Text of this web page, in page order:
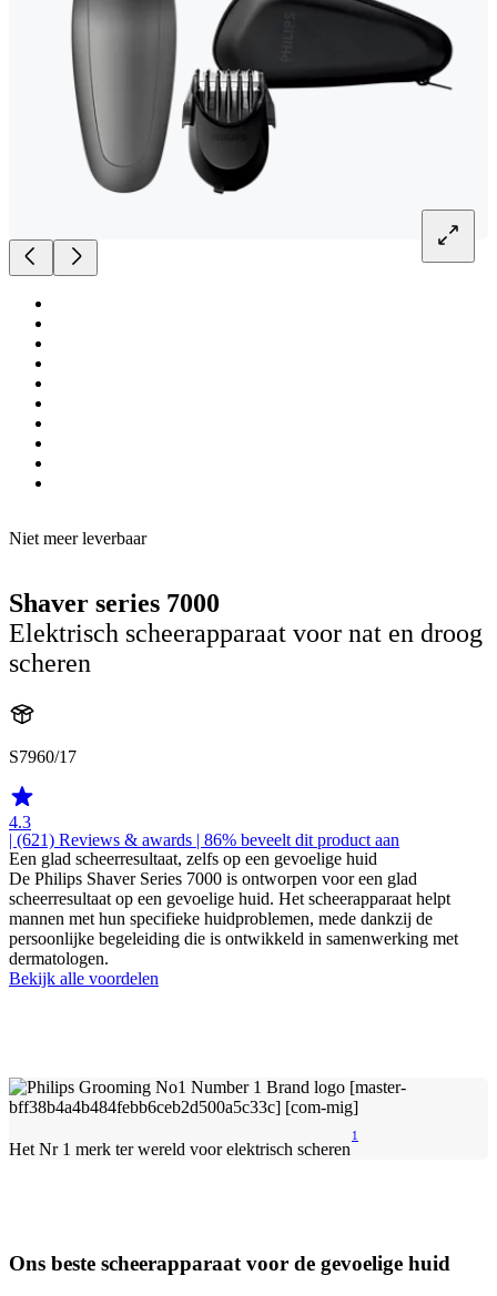
Niet meer leverbaar
Shaver series 7000
Elektrisch scheerapparaat voor nat en droog
scheren
S7960/17
4.3
| (621) Reviews & awards | 86% beveelt dit product aan
Een glad scheerresultaat, zelfs op een gevoelige huid
De Philips Shaver Series 7000 is ontworpen voor een glad
scheerresultaat op een gevoelige huid. Het scheerapparaat helpt
mannen met hun specifieke huidproblemen, mede dankzij de
persoonlijke begeleiding die is ontwikkeld in samenwerking met
dermatologen.
Bekijk alle voordelen
Het Nr 1 merk ter wereld voor elektrisch scheren
1
Ons beste scheerapparaat voor de gevoelige huid